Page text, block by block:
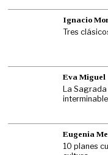
Ignacio
Tres
Eva Miguel
La Sagrada
interminable
Eugenia
10 planes